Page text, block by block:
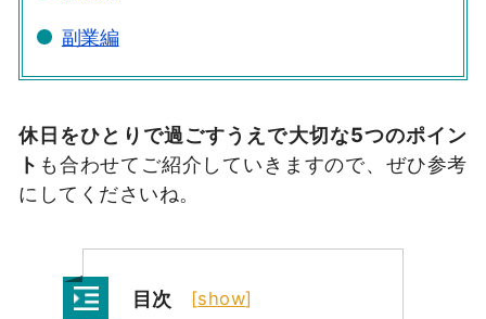
副業編
休日をひとりで過ごすうえで大切な5つのポイン
ト も合わせてご紹介していきますので、ぜひ参考
にしてくださいね。
目次 [show]